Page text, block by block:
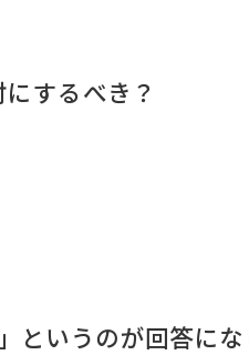
するべき？
いうのが回答にな